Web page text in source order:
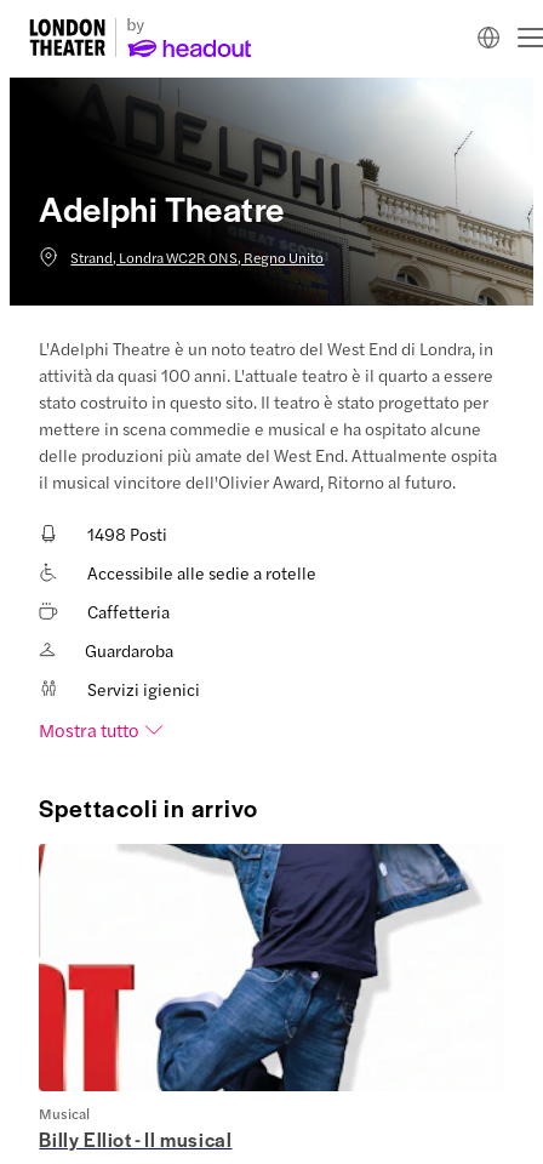
Adelphi Theatre
Strand, Londra WC2R 0NS, Regno Unito
L'Adelphi Theatre è un noto teatro del West End di Londra, in
attività da quasi 100 anni. L'attuale teatro è il quarto a essere
stato costruito in questo sito. Il teatro è stato progettato per
mettere in scena commedie e musical e ha ospitato alcune
delle produzioni più amate del West End. Attualmente ospita
il musical vincitore dell'Olivier Award, Ritorno al futuro.
1498 Posti
Accessibile alle sedie a rotelle
Caffetteria
Guardaroba
Servizi igienici
Mostra tutto
Spettacoli in arrivo
Musical
Billy Elliot - Il musical